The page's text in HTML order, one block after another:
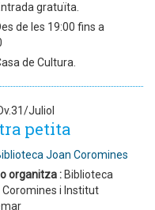
gratuïta.
de les 19:00 fins a
de Cultura.
Juliol
petita
Joan Coromines
organitza : Biblioteca
i Institut